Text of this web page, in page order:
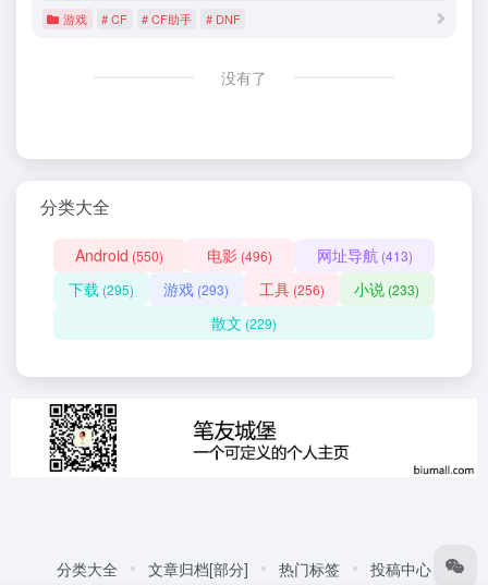
游戏 # CF # CF助手 # DNF
没有了
分类大全
Android (550) 电影 (496) 网址导航 (413)
下载 (295) 游戏 (293) 工具(256) 小说 (233)
散文 (229)
分类大全 文章归档[部分] 热门标签 投稿中心